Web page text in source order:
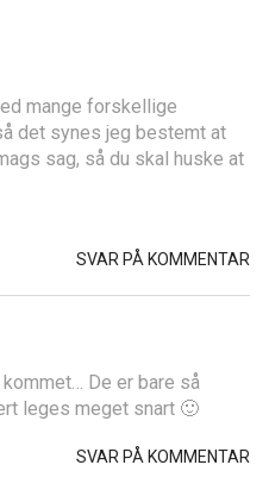
mange forskellige
det synes jeg bestemt at
sag, så du skal huske at
SVAR PÅ KOMMENTAR
De er bare så
leges meget snart 🙂
SVAR PÅ KOMMENTAR